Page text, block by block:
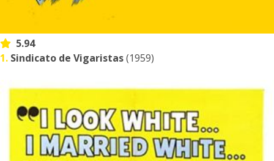
5.94
1. Sindicato de Vigaristas(1959)